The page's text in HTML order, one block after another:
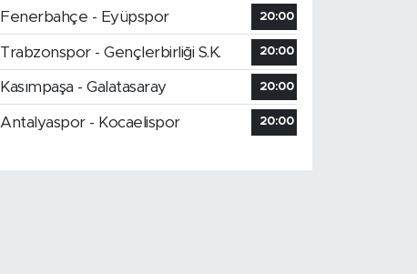
Fenerbahçe - Eyüpspor 20:00
Trabzonspor - Gençlerbirliği S.K. 20:00
Kasımpaşa - Galatasaray 20:00
Antalyaspor - Kocaelispor 20:00